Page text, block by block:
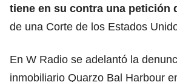
tiene en su contra una petición
de una Corte de los Estados
En W Radio se adelantó la
inmobiliario Quarzo Bal Harbour